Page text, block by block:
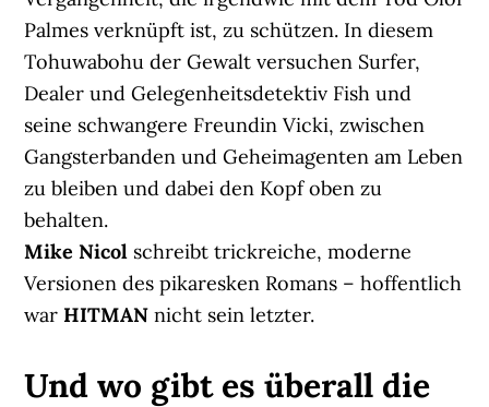
Palmes verknüpft ist, zu schützen. In diesem
Tohuwabohu der Gewalt versuchen Surfer,
Dealer und Gelegenheitsdetektiv Fish und
seine schwangere Freundin Vicki, zwischen
Gangsterbanden und Geheimagenten am Leben
zu bleiben und dabei den Kopf oben zu
behalten.
Mike Nicol schreibt trickreiche, moderne
Versionen des pikaresken Romans – hoffentlich
warHITMAN nicht sein letzter.
Und wo gibt es überall die